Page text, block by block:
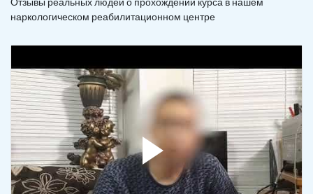
наркологическом реабилитационном центре